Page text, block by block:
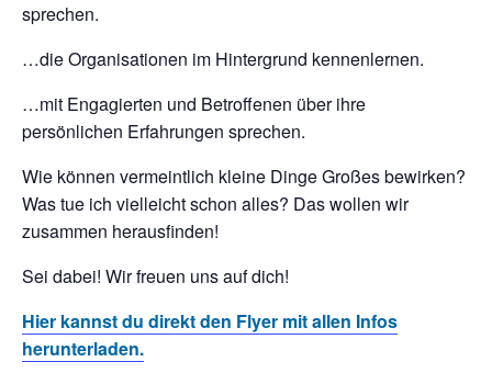
sprechen.
…die Organisationen im Hintergrund kennenlernen.
…mit Engagierten und Betroffenen über ihre
persönlichen Erfahrungen sprechen.
Wie können vermeintlich kleine Dinge Großes bewirken?
Was tue ich vielleicht schon alles? Das wollen wir
zusammen herausfinden!
Sei dabei! Wir freuen uns auf dich!
Hier kannst du direkt den Flyer mit allen Infos
herunterladen.